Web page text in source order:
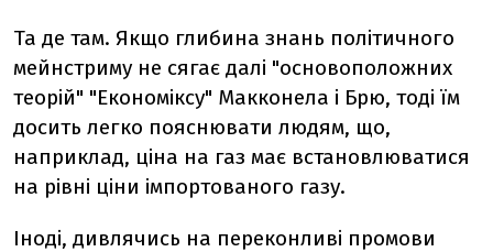
Та де там. Якщо глибина знань політичного
мейнстриму не сягає далі "основоположних
теорій" "Економіксу" Макконела і Брю, тоді їм
досить легко пояснювати людям, що,
наприклад, ціна на газ має встановлюватися
на рівні ціни імпортованого газу.
Іноді, дивлячись на переконливі промови